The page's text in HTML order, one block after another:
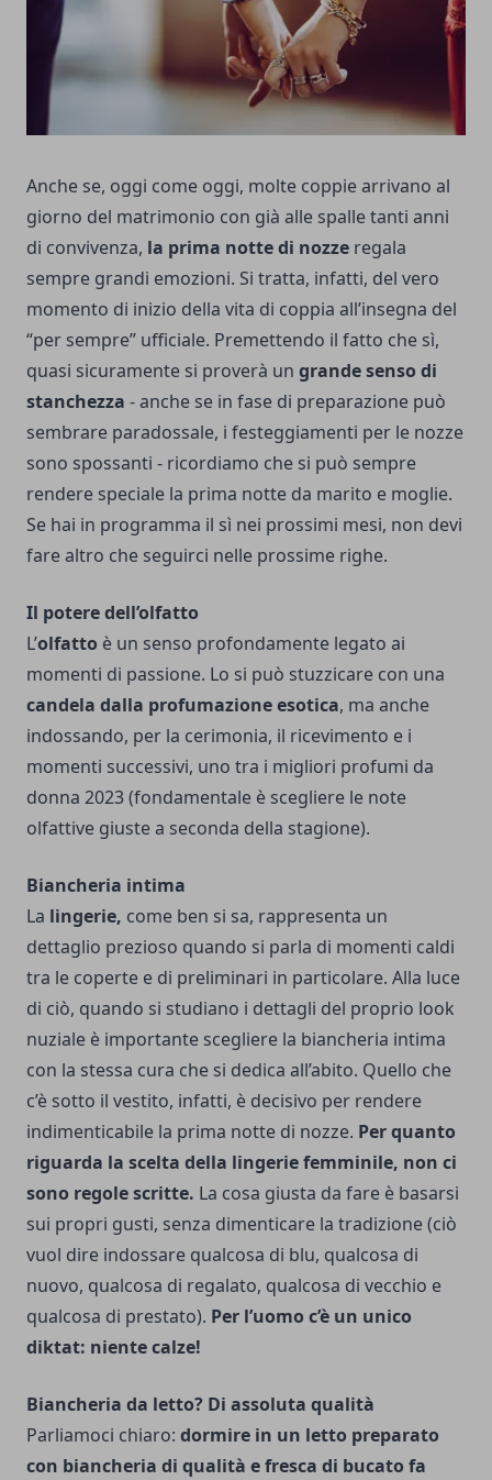
Anche se, oggi come oggi, molte coppie arrivano al
giorno del matrimonio con già alle spalle tanti anni
di convivenza, la prima notte di nozze regala
sempre grandi emozioni. Si tratta, infatti, del vero
momento di inizio della vita di coppia all’insegna del
“per sempre” ufficiale. Premettendo il fatto che sì,
quasi sicuramente si proverà un grande senso di
stanchezza - anche se in fase di preparazione può
sembrare paradossale, i festeggiamenti per le nozze
sono spossanti - ricordiamo che si può sempre
rendere speciale la prima notte da marito e moglie.
Se hai in programma il sì nei prossimi mesi, non devi
fare altro che seguirci nelle prossime righe.
Il potere dell’olfatto
L’olfatto è un senso profondamente legato ai
momenti di passione. Lo si può stuzzicare con una
candela dalla profumazione esotica, ma anche
indossando, per la cerimonia, il ricevimento e i
momenti successivi, uno tra i migliori profumi da
donna 2023(fondamentale è scegliere le note
olfattive giuste a seconda della stagione).
Biancheria intima
La lingerie, come ben si sa, rappresenta un
dettaglio prezioso quando si parla di momenti caldi
tra le coperte e di preliminari in particolare. Alla luce
di ciò, quando si studiano i dettagli del proprio look
nuziale è importante scegliere la biancheria intima
con la stessa cura che si dedica all’abito. Quello che
c’è sotto il vestito, infatti, è decisivo per rendere
indimenticabile la prima notte di nozze. Per quanto
riguarda la scelta della lingerie femminile, non ci
sono regole scritte. La cosa giusta da fare è basarsi
sui propri gusti, senza dimenticare la tradizione (ciò
vuol dire indossare qualcosa di blu, qualcosa di
nuovo, qualcosa di regalato, qualcosa di vecchio e
qualcosa di prestato). Per l’uomo c’è un unico
diktat: niente calze!
Biancheria da letto? Di assoluta qualità
Parliamoci chiaro: dormire in un letto preparato
con biancheria di qualità e fresca di bucato fa